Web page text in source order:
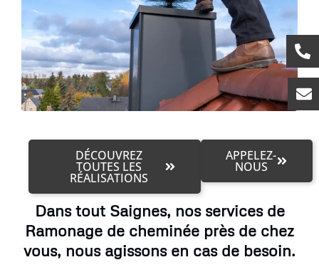
DÉCOUVREZ
TOUTES LES
RÉALISATIONS
APPELEZ-
NOUS
Dans tout Saignes, nos services de
Ramonage de cheminée près de chez
vous, nous agissons en cas de besoin.